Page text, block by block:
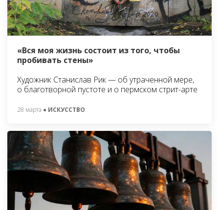
«Вся моя жизнь состоит из того, чтобы
пробивать стены»
Художник Станислав Рик — об утраченной мере,
о благотворной пустоте и о пермском стрит-арте
28 марта ● ИСКУССТВО